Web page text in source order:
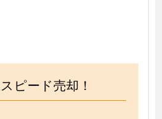
ピード売却！